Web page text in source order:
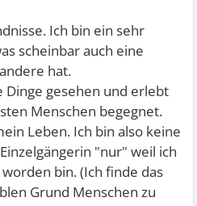
Ich bin ein sehr
scheinbar auch eine
hat.
Dinge gesehen und erlebt
Menschen begegnet.
Leben. Ich bin also keine
"nur" weil ich
bin. (Ich finde das
Grund Menschen zu